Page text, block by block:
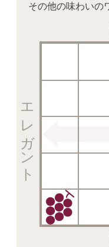
その他の味わいの
エレガント